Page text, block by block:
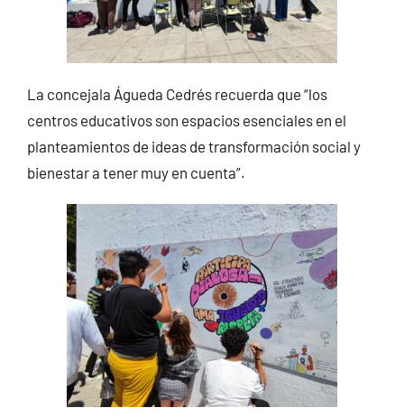
La concejala Águeda Cedrés recuerda que “los
centros educativos son espacios esenciales en el
planteamientos de ideas de transformación social y
bienestar a tener muy en cuenta”.